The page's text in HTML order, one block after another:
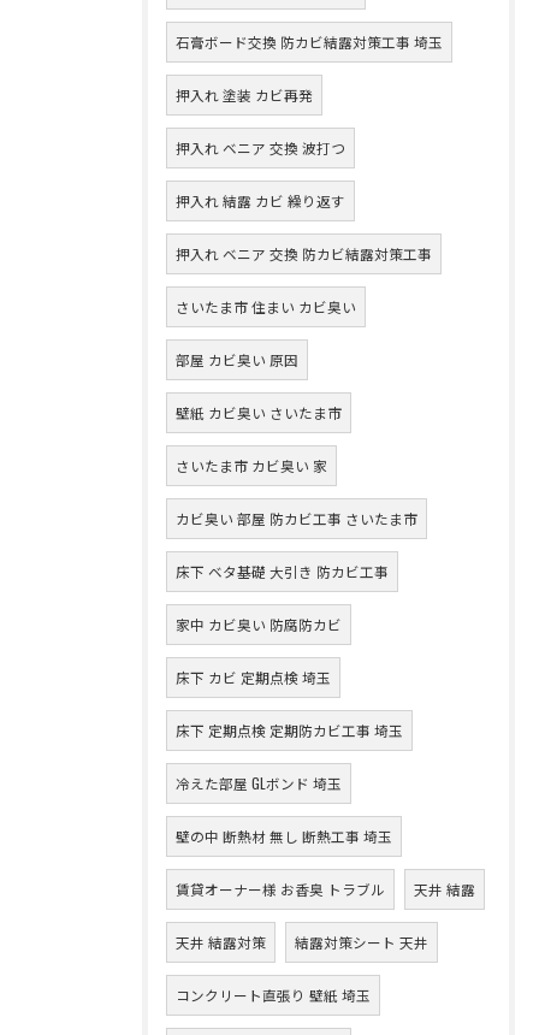
石膏ボード交換 防カビ結露対策工事 埼玉
押入れ 塗装 カビ再発
押入れ ベニア 交換 波打つ
押入れ 結露 カビ 繰り返す
押入れ ベニア 交換 防カビ結露対策工事
さいたま市 住まい カビ臭い
部屋 カビ臭い 原因
壁紙 カビ臭い さいたま市
さいたま市 カビ臭い 家
カビ臭い 部屋 防カビ工事 さいたま市
床下 ベタ基礎 大引き 防カビ工事
家中 カビ臭い 防腐防カビ
床下 カビ 定期点検 埼玉
床下 定期点検 定期防カビ工事 埼玉
冷えた部屋 GLボンド 埼玉
壁の中 断熱材 無し 断熱工事 埼玉
賃貸オーナー様 お香臭 トラブル 天井 結露
天井 結露対策 結露対策シート 天井
コンクリート直張り 壁紙 埼玉